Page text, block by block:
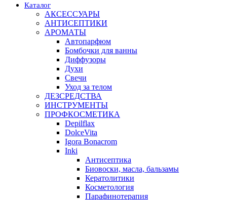
Каталог
АКСЕССУАРЫ
АНТИСЕПТИКИ
АРОМАТЫ
Автопарфюм
Бомбочки для ванны
Диффузоры
Духи
Свечи
Уход за телом
ДЕЗСРЕДСТВА
ИНСТРУМЕНТЫ
ПРОФКОСМЕТИКА
Depilflax
DolceVita
Igora Bonacrom
Inki
Антисептика
Биовоски, масла, бальзамы
Кератолитики
Косметология
Парафинотерапия